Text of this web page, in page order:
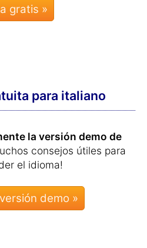
gratis »
para italiano
la versión demo de
consejos útiles para
el idioma!